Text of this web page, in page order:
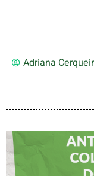
Adriana